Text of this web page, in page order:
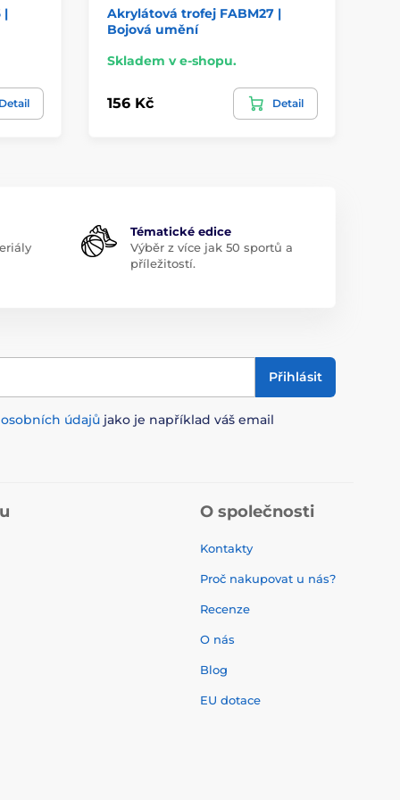
|
Detail
Akrylátová trofej FABM27 |
Bojová umění
Skladem v e-shopu.
156 Kč Detail
Tématické edice
Výběr z více jak 50 sportů a
příležitostí.
Přihlásit
osobních údajů jako je například váš email
O společnosti
Kontakty
Proč nakupovat u nás?
Recenze
O nás
Blog
EU dotace